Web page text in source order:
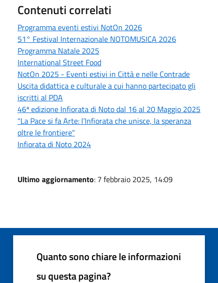
Contenuti correlati
Programma eventi estivi NotOn 2026
51° Festival Internazionale NOTOMUSICA 2026
Programma Natale 2025
International Street Food
NotOn 2025 - Eventi estivi in Città e nelle Contrade
Uscita didattica e culturale a cui hanno partecipato gli
iscritti al PDA
46ª edizione Infiorata di Noto dal 16 al 20 Maggio 2025
"La Pace si fa Arte: l’Infiorata che unisce, la speranza
oltre le frontiere"
Infiorata di Noto 2024
Ultimo aggiornamento: 7 febbraio 2025, 14:09
Quanto sono chiare le informazioni
su questa pagina?